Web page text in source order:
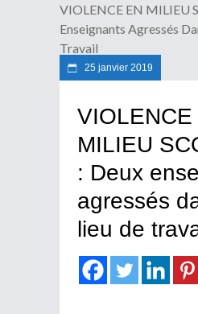
VIOLENCE EN MILIEU
Enseignants Agressés
Travail
25 janvier 2019
VIOLENCE
MILIEU
: Deux
agressés
lieu de